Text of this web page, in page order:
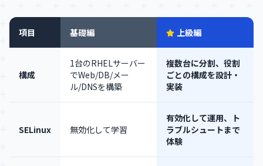
項目 基礎編 上級編
構成
1台のRHELサーバー
でWeb/DB/メー
ル/DNSを構築
複数台に分割、役割
ごとの構成を設計・
実装
SELinux 無効化して学習
有効化して運用、ト
ラブルシュートまで
体験